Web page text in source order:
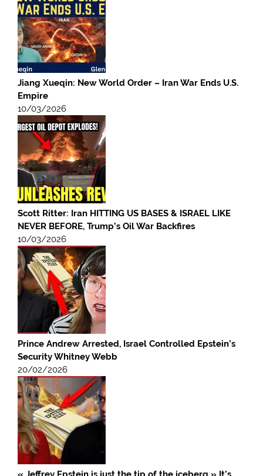
Jiang Xueqin: New World Order – Iran War Ends U.S.
Empire
10/03/2026
Scott Ritter: Iran HITTING US BASES & ISRAEL LIKE
NEVER BEFORE, Trump’s Oil War Backfires
10/03/2026
Prince Andrew Arrested, Israel Controlled Epstein’s
Security Whitney Webb
20/02/2026